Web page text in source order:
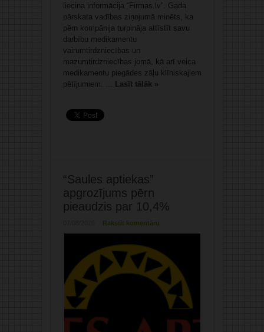
liecina informācija “Firmas.lv”. Gada
pārskata vadības ziņojumā minēts, ka
pērn kompānija turpināja attīstīt savu
darbību medikamentu
vairumtirdzniecības un
mazumtirdzniecības jomā, kā arī veica
medikamentu piegādes zāļu klīniskajiem
pētījumiem. ... Lasīt tālāk »
“Saules aptiekas”
apgrozījums pērn
pieaudzis par 10,4%
Rakstīt komentāru